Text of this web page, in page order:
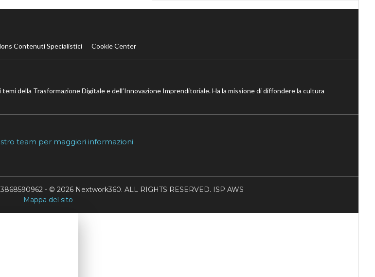
Contenuti Specialistici Cookie Center
della Trasformazione Digitale e dell’Innovazione Imprenditoriale. Ha la missione di diffondere la cultura
team per maggiori informazioni
- © 2026 Nextwork360. ALL RIGHTS RESERVED. ISP AWS
Mappa del sito